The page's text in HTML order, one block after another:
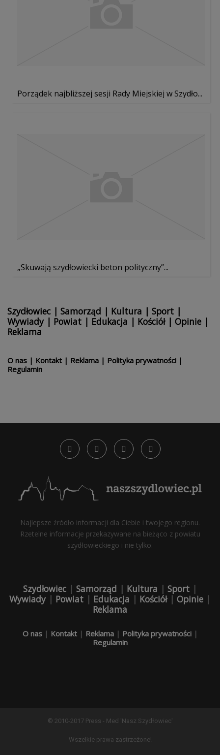
Porządek najbliższej sesji Rady Miejskiej w Szydło...
„Skuwają szydłowiecki beton polityczny”...
Szydłowiec | Samorząd | Kultura | Sport |
Wywiady| Powiat | Edukacja | Kościół| Opinie |
Reklama
O nas | Kontakt | Reklama | Polityka prywatności |
Regulamin
Najlepsze źródło informacji dla Ciebie i twojego regionu.
Rzetelne informacje przekazywane na bieżąco z powiatu
szydłowieckiego i nie tylko.
Szydłowiec | Samorząd | Kultura | Sport |
Wywiady| Powiat | Edukacja | Kościół| Opinie |
Reklama
O nas| Kontakt| Reklama| Polityka prywatności|
Regulamin
© 2010-2017 Press - Med 'Nasz Szydłowiec'
Wszelkie prawa zastrzeżone!